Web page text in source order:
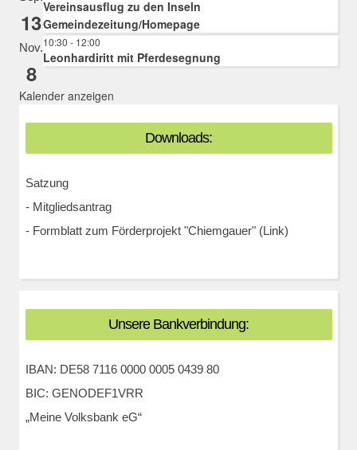
13
Vereinsausflug zu den Inseln
Gemeindezeitung/Homepage
Nov.
8
10:30 - 12:00
Leonhardiritt mit Pferdesegnung
Kalender anzeigen
Downloads:
Satzung
- Mitgliedsantrag
- Formblatt zum Förderprojekt "Chiemgauer" (Link)
Unsere Bankverbindung:
IBAN: DE58 7116 0000 0005 0439 80
BIC: GENODEF1VRR
„Meine Volksbank eG“